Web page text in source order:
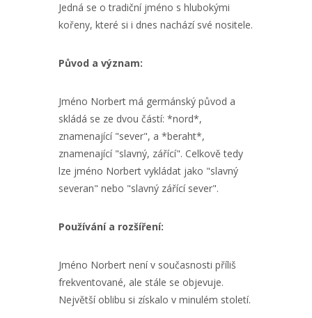
Jedná se o tradiční jméno s hlubokými
kořeny, které si i dnes nachází své nositele.
Původ a význam:
Jméno Norbert má germánský původ a
skládá se ze dvou částí: *nord*,
znamenající "sever", a *beraht*,
znamenající "slavný, zářící". Celkově tedy
lze jméno Norbert vykládat jako "slavný
severan" nebo "slavný zářící sever".
Používání a rozšíření:
Jméno Norbert není v současnosti příliš
frekventované, ale stále se objevuje.
Největší oblibu si získalo v minulém století.